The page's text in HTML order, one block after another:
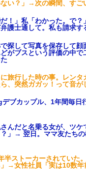
画、す
ｗｗｗ
ン俺氏、
速度で走
べた量を
・・２軍
あまり悲
い？」→次の瞬間、すご
だ！」私「わかった。で
護士通して。私も請求す
探して写真を保存して顔
がブスという評価の中で
旅行した時の事。レンタ
、突然ガガッ！って音
ブカップル、1年間毎日
んだと名乗る女が、ツケ
」→ 翌日。ママ友たち
半ストーカーされていた
」→女性社員「実は10数年